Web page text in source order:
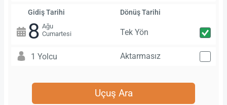
Gidiş Tarihi
8 Ağu
Cumartesi
Dönüş Tarihi
Tek Yön
1 Yolcu Aktarmasız
Uçuş Ara